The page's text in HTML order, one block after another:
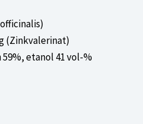
(Zinkvalerinat)
etanol 41 vol-%